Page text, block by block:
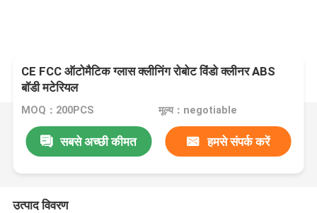
CE FCC ऑटोमैटिक ग्लास क्लीनिंग रोबोट विंडो क्लीनर ABS
बॉडी मटेरियल
MOQ：200PCS मूल्य：negotiable
सबसे अच्छी कीमत हमसे संपर्क करें
उत्पाद विवरण